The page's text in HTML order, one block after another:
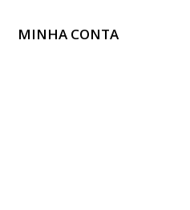
MINHA CONTA